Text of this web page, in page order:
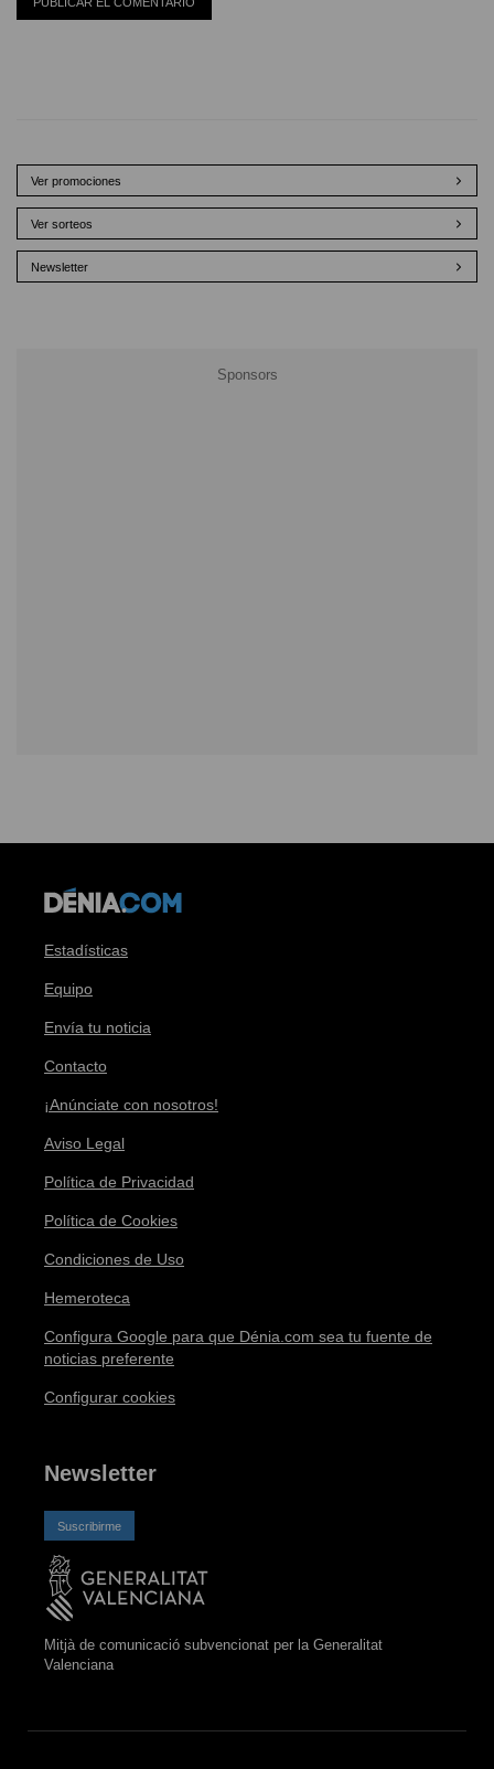
Ver promociones
Ver sorteos
Newsletter
Estadísticas
Equipo
Envía tu noticia
Contacto
¡Anúnciate con nosotros!
Aviso Legal
Política de Privacidad
Política de Cookies
Condiciones de Uso
Hemeroteca
Configura Google para que Dénia.com sea tu fuente de
noticias preferente
Configurar cookies
Newsletter
Suscribirme
Mitjà de comunicació subvencionat per la Generalitat
Valenciana